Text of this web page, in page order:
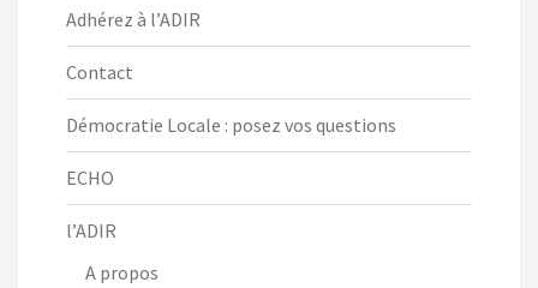
Adhérez à l’ADIR
Contact
Démocratie Locale : posez vos questions
ECHO
l’ADIR
A propos